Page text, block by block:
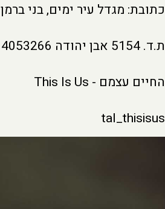
כתובת: מגדל עיר ימים, בני ברמן 2, פולג - נתניה
ת.ד. 5154 אבן יהודה 4053266
החיים עצמם - This Is Us
tal_thisisus